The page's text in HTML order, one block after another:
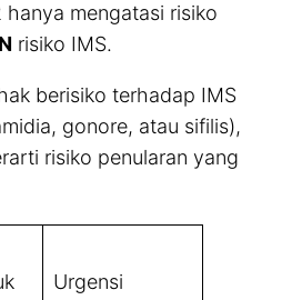
mengatasi risiko
risiko IMS.
berisiko terhadap IMS
gonore, atau sifilis),
risiko penularan yang
Urgensi